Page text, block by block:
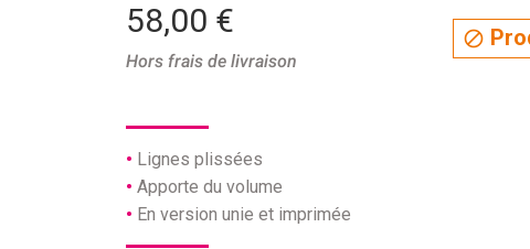
58,00 €
Hors frais de livraison

Lignes plissées
Apporte du volume
En version unie et imprimée